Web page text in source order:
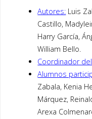
Autores: Luis
Castillo,
Harry García,
William Bello.
Coordinador
Alumnos
Zabala, Kenia
Márquez,
Arexa